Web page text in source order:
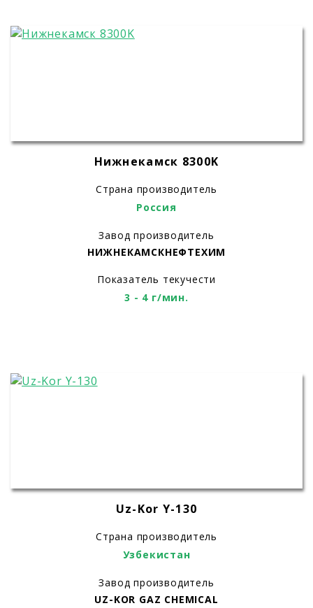
Нижнекамск 8300K
Страна производитель
Россия
Завод производитель
НИЖНЕКАМСКНЕФТЕХИМ
Показатель текучести
3 - 4 г/мин.
Uz-Kor Y-130
Страна производитель
Узбекистан
Завод производитель
UZ-KOR GAZ CHEMICAL